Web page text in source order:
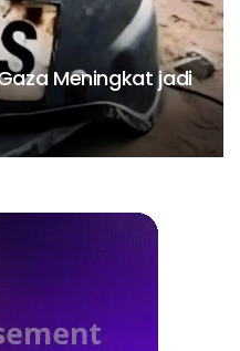
Meningkat jadi